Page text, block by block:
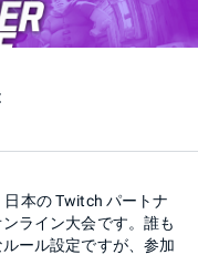
日本の Twitch パートナ
ライン大会です。誰も
ール設定ですが、参加